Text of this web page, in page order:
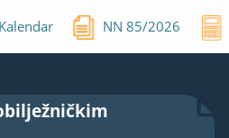
Kalendar NN85/2026